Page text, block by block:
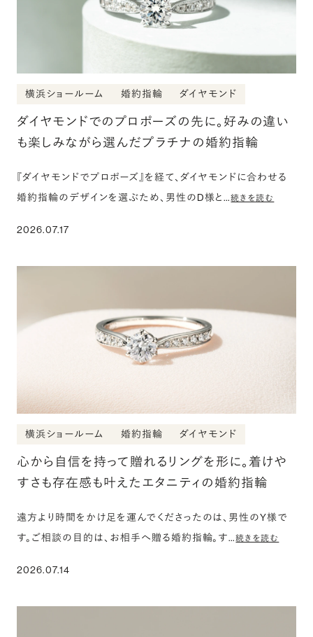
横浜ショールーム 婚約指輪 ダイヤモンド
ダイヤモンドでのプロポーズの先に。好みの違い
も楽しみながら選んだプラチナの婚約指輪
『ダイヤモンドでプロポーズ』を経て、ダイヤモンドに合わせる
婚約指輪のデザインを選ぶため、男性のD様と…続きを読む
2026.07.17
横浜ショールーム 婚約指輪 ダイヤモンド
心から自信を持って贈れるリングを形に。着けや
すさも存在感も叶えたエタニティの婚約指輪
遠方より時間をかけ足を運んでくださったのは、男性のY様で
す。ご相談の目的は、お相手へ贈る婚約指輪。す…続きを読む
2026.07.14